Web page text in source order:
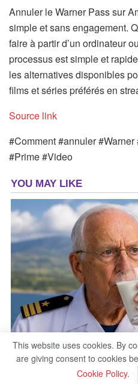
Annuler le Warner Pass sur
simple et sans engagement.
faire à partir d’un ordinateur
processus est simple et
les alternatives disponibles
films et séries préférés en
Source link
#Comment #annuler
#Prime #Video
This website uses cookies. By
are giving consent to cookies
Cookie Policy.